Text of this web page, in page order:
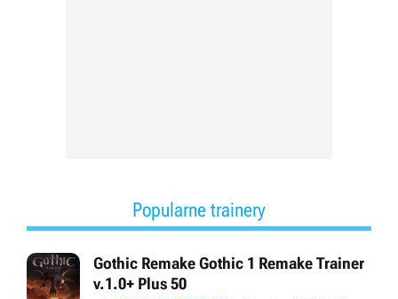
Popularne trainery
Gothic Remake Gothic 1 Remake Trainer
v.1.0+ Plus 50